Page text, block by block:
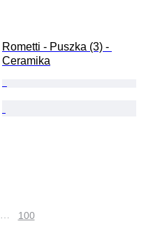
Rometti - Puszka (3) -
Ceramika
… 100